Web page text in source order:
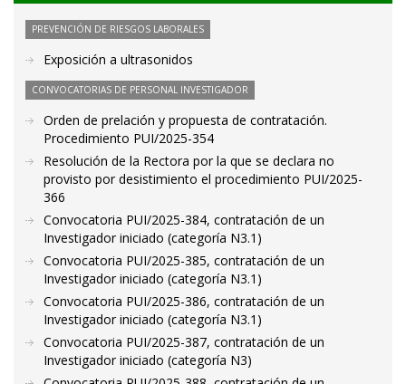
PREVENCIÓN DE RIESGOS LABORALES
Exposición a ultrasonidos
CONVOCATORIAS DE PERSONAL INVESTIGADOR
Orden de prelación y propuesta de contratación.
Procedimiento PUI/2025-354
Resolución de la Rectora por la que se declara no
provisto por desistimiento el procedimiento PUI/2025-
366
Convocatoria PUI/2025-384, contratación de un
Investigador iniciado (categoría N3.1)
Convocatoria PUI/2025-385, contratación de un
Investigador iniciado (categoría N3.1)
Convocatoria PUI/2025-386, contratación de un
Investigador iniciado (categoría N3.1)
Convocatoria PUI/2025-387, contratación de un
Investigador iniciado (categoría N3)